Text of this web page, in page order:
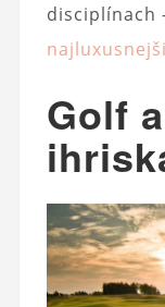
disciplínach
Golf